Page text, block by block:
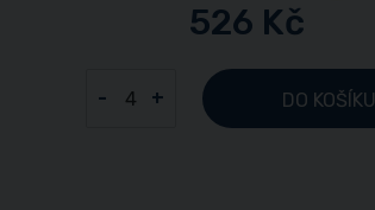
526 Kč
- + DO KOŠÍKU